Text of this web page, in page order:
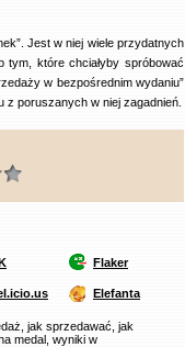
Jest w niej wiele przydatnych
które chciałyby spróbować
w bezpośrednim wydaniu”
z poruszanych w niej zagadnień.
Flaker
Elefanta
jak sprzedawać, jak
medal, wyniki w